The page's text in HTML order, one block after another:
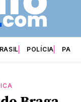
POLÍCIA